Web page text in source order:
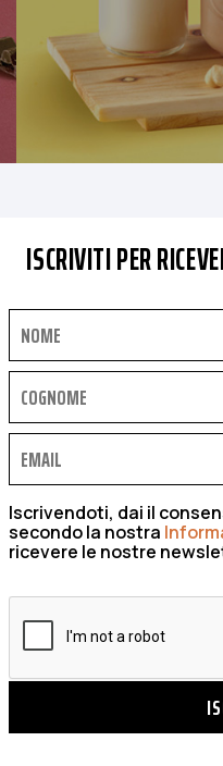
ISCRIVITI PER
Iscrivendoti, dai il
secondo la nostra
ricevere le nostre